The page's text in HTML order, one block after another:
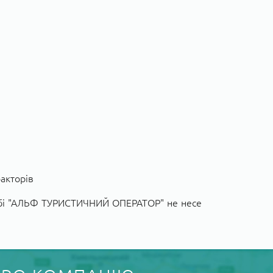
"АЛЬФ ТУРИСТИЧНИЙ ОПЕРАТОР" не несе